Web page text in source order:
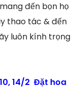
đến bọn họ
thao tác & đến
luôn kính trọng
14/2 Đặt hoa